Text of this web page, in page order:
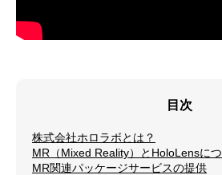
目次
株式会社ホロラボとは？
MR（Mixed Reality）とHoloLensに
MR関連パッケージサービスの提供